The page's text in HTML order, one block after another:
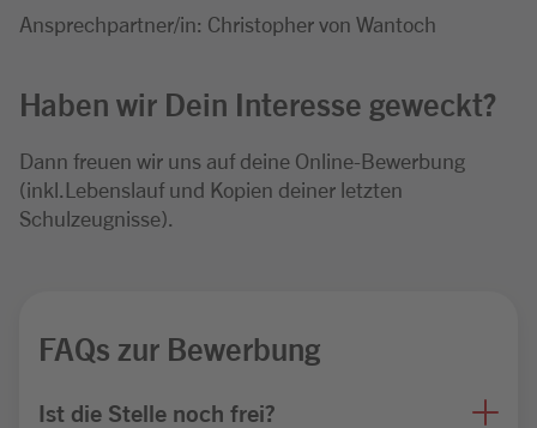
Ansprechpartner/in: Christopher von Wantoch
Haben wir Dein Interesse geweckt?
Dann freuen wir uns auf deine Online-Bewerbung
(inkl.Lebenslauf und Kopien deiner letzten
Schulzeugnisse).
FAQs zur Bewerbung
Ist die Stelle noch frei?